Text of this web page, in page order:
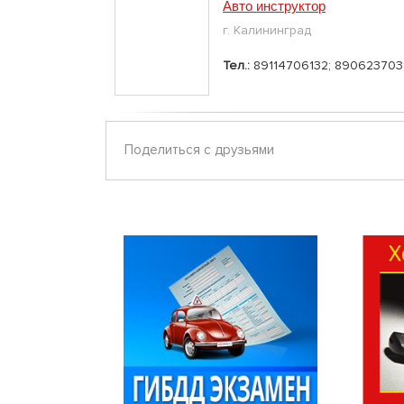
Авто инструктор
г. Калининград
Тел.: 89114706132;
Поделиться с друзьями